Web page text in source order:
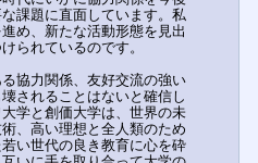
課題に直面しています。私
め、新たな活動形態を見出
られているのです。
協力関係、友好交流の強い
されることはないと確信し
学と創価大学は、世界の未
、高い理想と全人類のため
い世代の良き教育に心を砕